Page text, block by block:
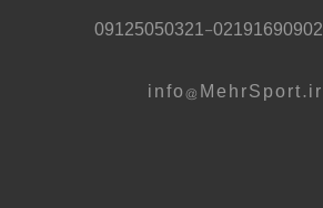
(مهرگان)
09125050321-02191690902
info@MehrSport.ir